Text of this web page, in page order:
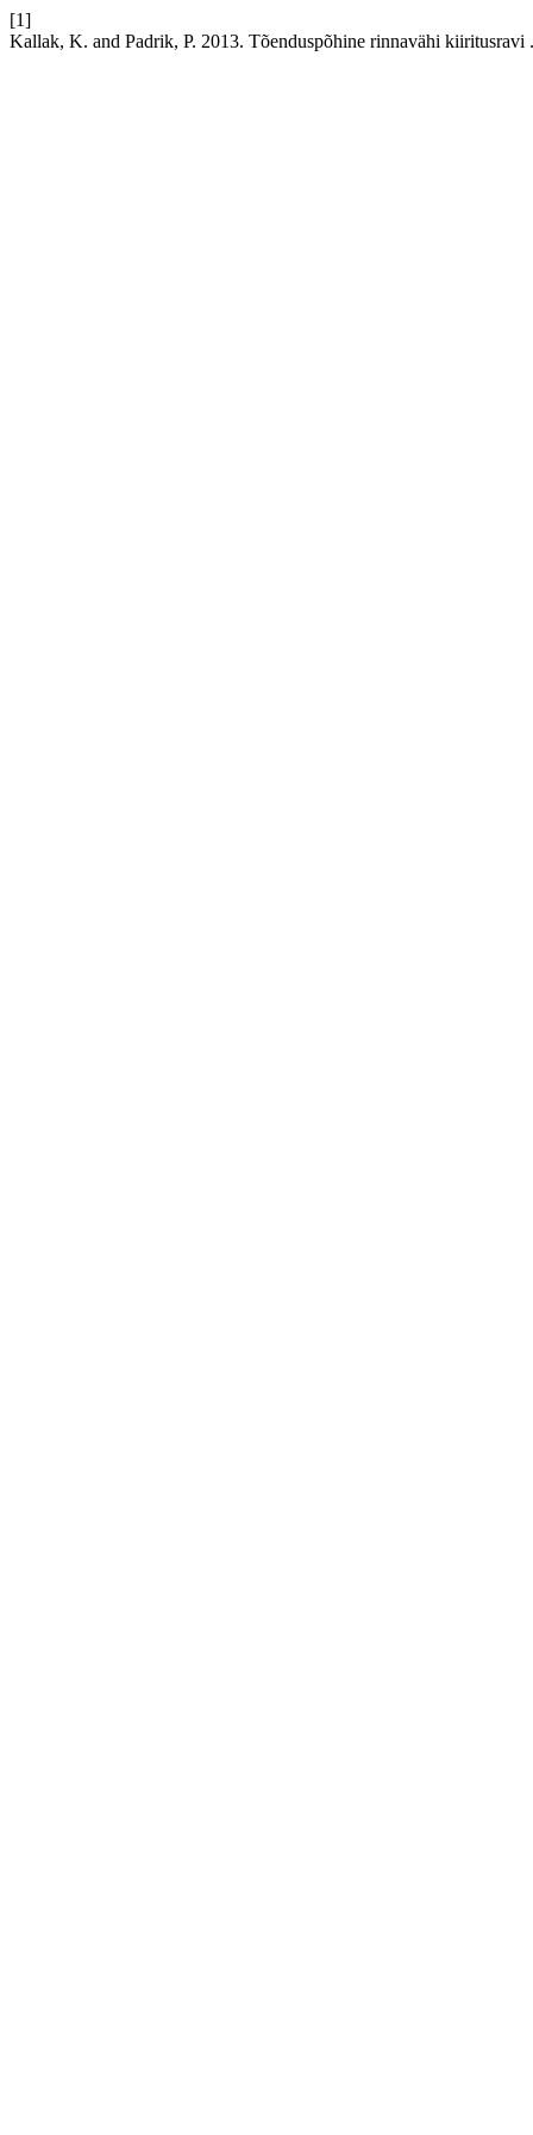
[1]
Kallak, K. and Padrik, P. 2013. Tõenduspõhine rinnavähi kiiritusravi